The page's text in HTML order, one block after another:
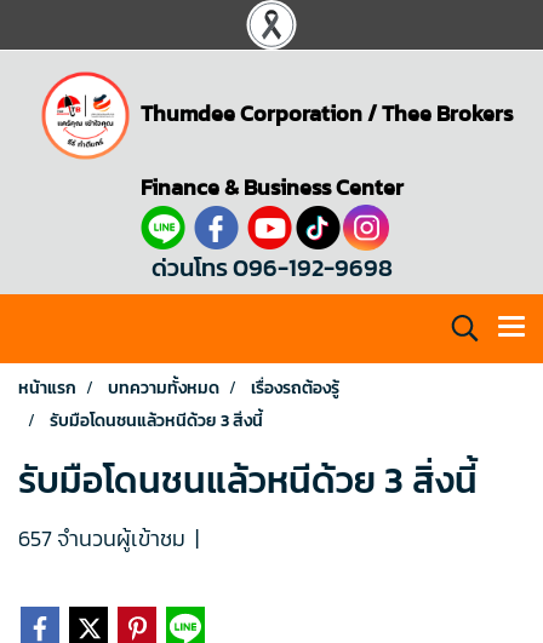
Thumdee Corporation/Thee Brokers
Finance & Business Center
ด่วนโทร 096-192-9698
หน้าแรก บทความทั้งหมด
เรื่องรถต้องรู้
รับมือโดนชนแล้วหนีด้วย 3 สิ่งนี้
รับมือโดนชนแล้วหนีด้วย 3 สิ่งนี้
657 จำนวนผู้เข้าชม |